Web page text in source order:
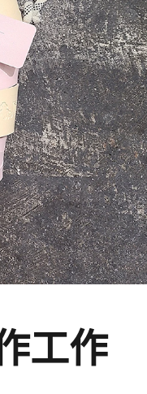
工作